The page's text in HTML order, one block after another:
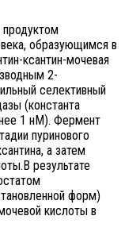
продуктом
образующимся в
ксантин-мочевая
2-
селективный
(константа
1 нМ). Фермент
пуринового
а затем
результате
форм)
кислоты в